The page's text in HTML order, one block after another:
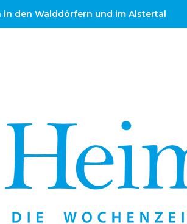
in den Walddörfern und im Alstertal